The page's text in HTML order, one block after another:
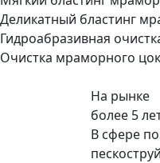
Деликатный бластинг
Гидроабразивная
Очистка мраморного
На рынке
более 5
В сфере